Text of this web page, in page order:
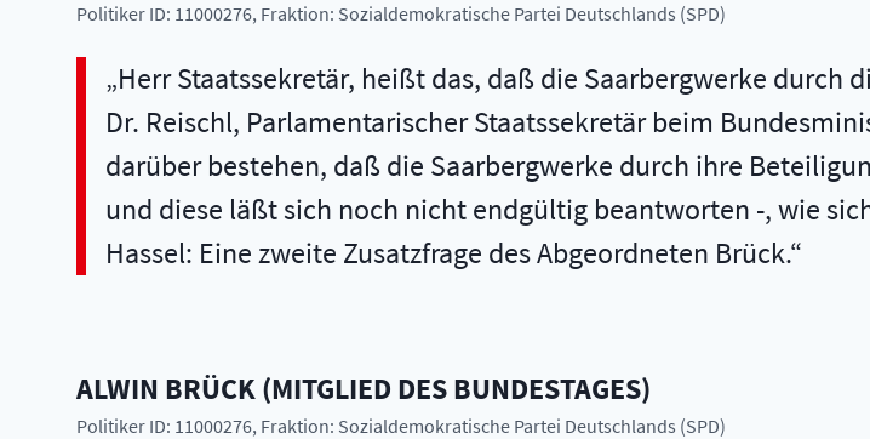
Politiker ID: 11000276, Fraktion: Sozialdemokratische Partei Deutschlands (SPD)
Herr Staatssekretär, heißt das, daß die Saarbergwerke durch
Dr. Reischl, Parlamentarischer Staatssekretär beim
darüber bestehen, daß die Saarbergwerke durch ihre
und diese läßt sich noch nicht endgültig beantworten -, wie
Hassel: Eine zweite Zusatzfrage des Abgeordneten Brück.
ALWIN BRÜCK(MITGLIED DES BUNDESTAGES)
Politiker ID: 11000276, Fraktion: Sozialdemokratische Partei Deutschlands (SPD)